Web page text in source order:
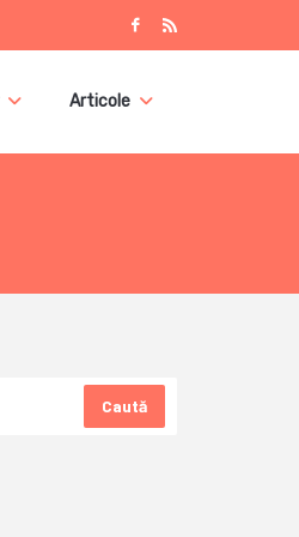
Articole
Caută